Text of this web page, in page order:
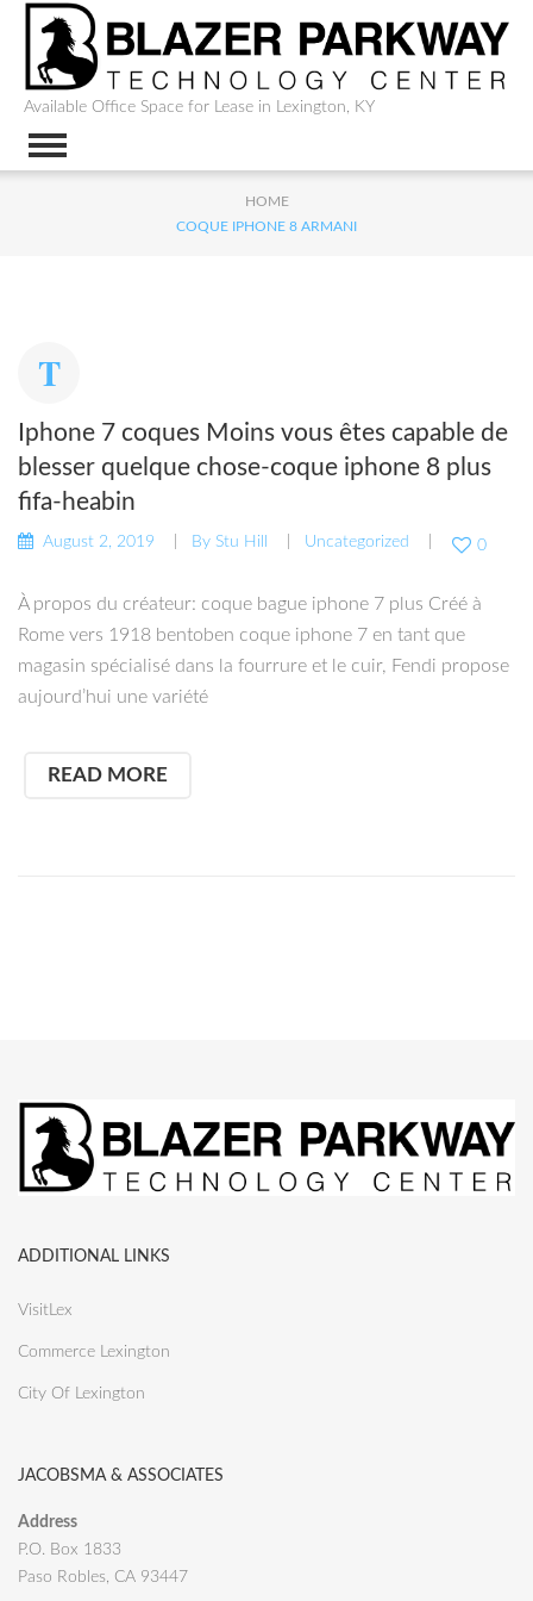
Available Office Space for Lease in Lexington, KY
HOME
COQUE IPHONE 8 ARMANI
Iphone 7 coques Moins vous êtes capable de
blesser quelque chose-coque iphone 8 plus
fifa-heabin
August 2, 2019 By Stu Hill Uncategorized 0
À propos du créateur: coque bague iphone 7 plus Créé à
Rome vers 1918 bentoben coque iphone 7 en tant que
magasin spécialisé dans la fourrure et le cuir, Fendi propose
aujourd’hui une variété
READ MORE
ADDITIONAL LINKS
VisitLex
Commerce Lexington
City Of Lexington
JACOBSMA & ASSOCIATES
Address
P.O. Box 1833
Paso Robles, CA 93447